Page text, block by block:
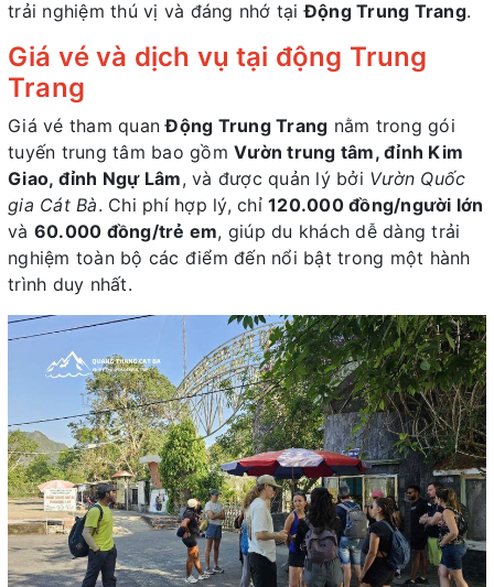
trải nghiệm thú vị và đáng nhớ tạiĐộng Trung Trang.
Giá vé và dịch vụ tại động Trung
Trang
Giá vé tham quanĐộng Trung Trang nằm trong gói
tuyến trung tâm bao gồm Vườn trung tâm, đỉnh Kim
Giao, đỉnh Ngự Lâm, và được quản lý bởi Vườn Quốc
gia Cát Bà. Chi phí hợp lý, chỉ 120.000 đồng/người lớn
và 60.000 đồng/trẻ em, giúp du khách dễ dàng trải
nghiệm toàn bộ các điểm đến nổi bật trong một hành
trình duy nhất.